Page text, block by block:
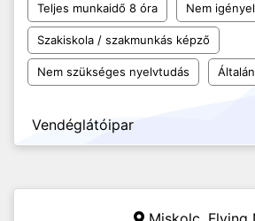
Teljes munkaidő 8 óra Nem
Szakiskola / szakmunkás képző
Nem szükséges nyelvtudás
Vendéglátóipar